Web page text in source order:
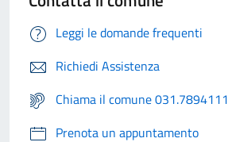
Leggi le domande frequenti
Richiedi Assistenza
Chiama il comune 031.7894111
Prenota un appuntamento